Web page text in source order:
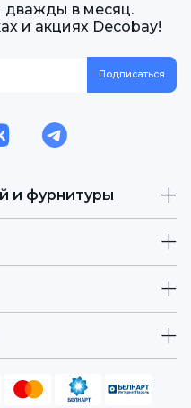
и фурнитуры
дважды в месяц.
и акциях Decobay!